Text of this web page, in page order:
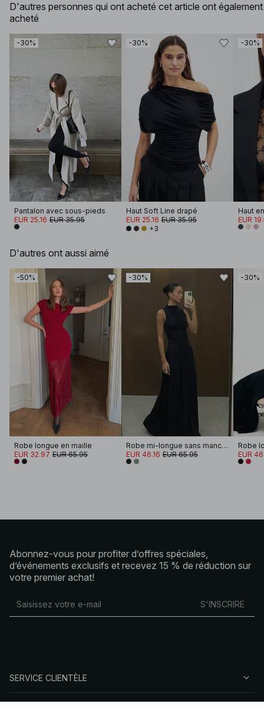
D'autres personnes qui ont acheté cet article ont également
acheté
-30%
Pantalon avec sous-pieds
EUR 25.16 EUR 35.95
-30%
Haut Soft Line drapé
EUR 25.16 EUR 35.95
+3
-30%
EUR
D'autres ont aussi aimé
-50%
Robe longue en maille
EUR 32.97 EUR 65.95
-30%
Robe mi-longue sans manches à fronces
EUR 46.16 EUR 65.95
-30%
EUR
Abonnez-vous pour profiter d’offres spéciales,
d’événements exclusifs et recevez 15 % de réduction sur
votre premier achat!
S'INSCRIRE
SERVICE CLIENTÈLE